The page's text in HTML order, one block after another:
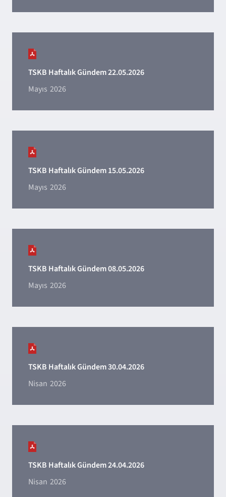
TSKB Haftalık Gündem 22.05.2026
Mayıs 2026
TSKB Haftalık Gündem 15.05.2026
Mayıs 2026
TSKB Haftalık Gündem 08.05.2026
Mayıs 2026
TSKB Haftalık Gündem 30.04.2026
Nisan 2026
TSKB Haftalık Gündem 24.04.2026
Nisan 2026